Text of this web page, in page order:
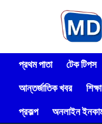
প্রথম পাতা টেক টিপস
আন্তর্জাতিক খবর
শিক্ষা
প্রকল্প
অনলাইন